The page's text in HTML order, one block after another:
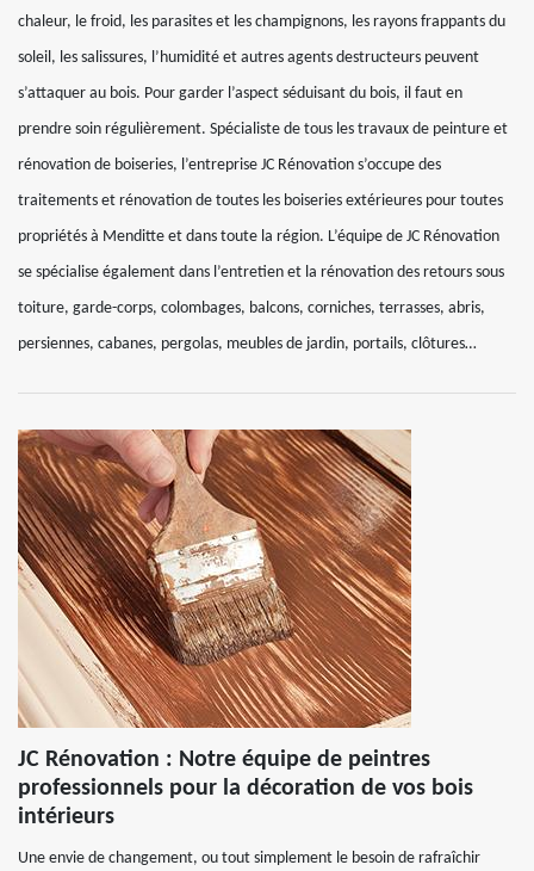
chaleur, le froid, les parasites et les champignons, les rayons frappants du
soleil, les salissures, l’humidité et autres agents destructeurs peuvent
s’attaquer au bois. Pour garder l’aspect séduisant du bois, il faut en
prendre soin régulièrement. Spécialiste de tous les travaux de peinture et
rénovation de boiseries, l’entreprise JC Rénovation s’occupe des
traitements et rénovation de toutes les boiseries extérieures pour toutes
propriétés à Menditte et dans toute la région. L’équipe de JC Rénovation
se spécialise également dans l’entretien et la rénovation des retours sous
toiture, garde-corps, colombages, balcons, corniches, terrasses, abris,
persiennes, cabanes, pergolas, meubles de jardin, portails, clôtures…
JC Rénovation : Notre équipe de peintres
professionnels pour la décoration de vos bois
intérieurs
Une envie de changement, ou tout simplement le besoin de rafraîchir